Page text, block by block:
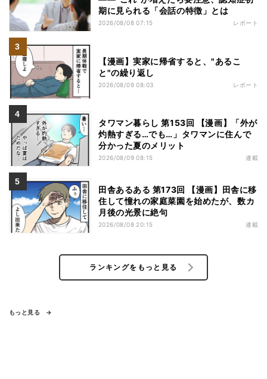
期に見られる「会話の特徴」とは
2026/08/08 07:15 レポート
【漫画】実家に帰省すると、"あるこ
と"の繰り返し
2026/08/09 08:03 レポート
タワマン暮らし 第153回 【漫画】「外が
灼熱すぎる…でも…」タワマンに住んで
分かった夏のメリット
2026/08/09 08:15 連載
田舎あるある 第173回 【漫画】田舎に移
住して憧れの家庭菜園を始めたが、数カ
月後の光景に絶句
2026/08/08 20:15 連載
ランキングをもっと見る
もっと見る